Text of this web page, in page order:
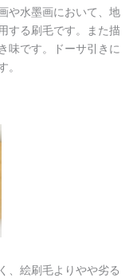
や水墨画において、地
する刷毛です。また描
味です。ドーサ引きに
。
、絵刷毛よりやや劣る